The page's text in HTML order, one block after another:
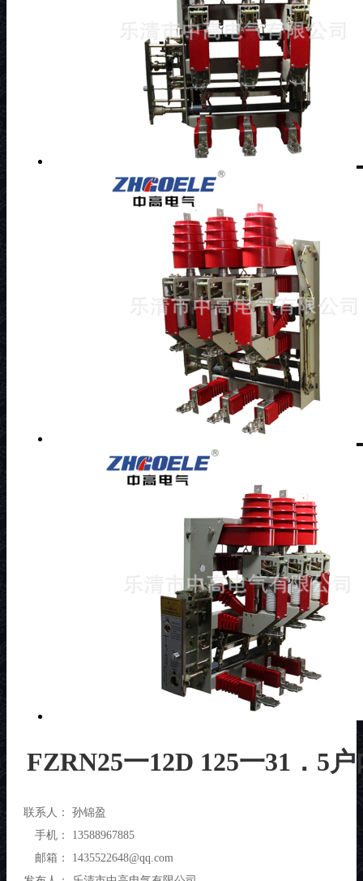
FZRN25一12D 125一31．5
联系人：
孙锦盈
手机：
13588967885
邮箱：
1435522648@qq.com